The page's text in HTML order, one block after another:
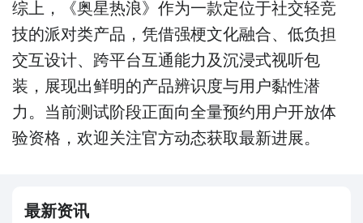
综上，《奥星热浪》作为一款定位于社交轻竞
技的派对类产品，凭借强梗文化融合、低负担
交互设计、跨平台互通能力及沉浸式视听包
装，展现出鲜明的产品辨识度与用户黏性潜
力。当前测试阶段正面向全量预约用户开放体
验资格，欢迎关注官方动态获取最新进展。
最新资讯